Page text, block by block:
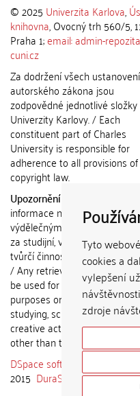
Tyto
cookies a
vylepšení
zdroje
© 2025 Univerzita Karlova,
knihovna, Ovocný trh 560/5,
Praha 1;email: admin-
cuni.cz
Za dodržení všech ustanovení
autorského zákona jsou
zodpovědné jednotlivé složky
Univerzity Karlovy. / Each
constituent part of Charles
University is responsible for
adherence to all provisions
copyright law.
Upozornění / Notice:
informace nemohou být
výdělečným účelům nebo
za studijní, vědeckou nebo
tvůrčí činnost jiné osoby než
/ Any retrieved information
be used for any commercial
purposes or claimed as
studying, scientific or any
creative activities of any
other than the author.
DSpace software
copyright
2015 DuraSpace